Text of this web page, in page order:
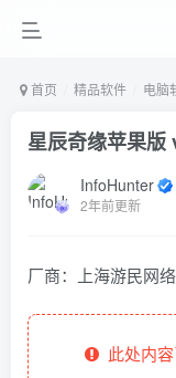
首页 精品软件 电脑
星辰奇缘苹果版
InfoHunter
2年前更新
厂商： 上海游民网
此处内容